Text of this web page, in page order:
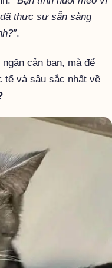
thực sự sẵn sàng
.
cản bạn, mà để
tế và sâu sắc nhất về